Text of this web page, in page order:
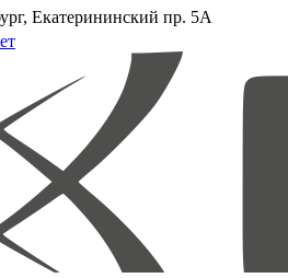
Екатерининский пр. 5А